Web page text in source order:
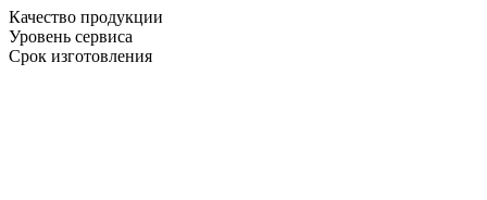
Качество продукции
Уровень сервиса
Срок изготовления